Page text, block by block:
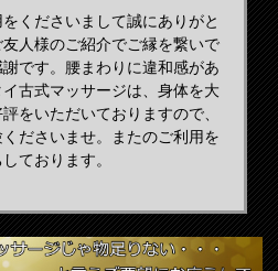
くださいまして誠にありがと
人様のご紹介でご縁を繋いで
です。腰まわりに違和感があ
古式マッサージは、身体を大
をいただいておりますので、
ださいませ。またのご利用を
ております。